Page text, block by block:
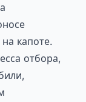
капоте.
отбора,